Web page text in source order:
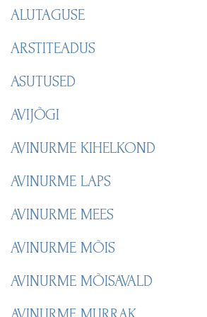
ALUTAGUSE
ARSTITEADUS
ASUTUSED
AVIJÕGI
AVINURME KIHELKOND
AVINURME LAPS
AVINURME MEES
AVINURME MÕIS
AVINURME MÕISAVALD